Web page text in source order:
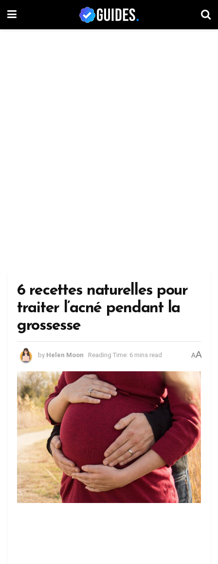
6 recettes naturelles pour
traiter l’acné pendant la
grossesse
by Helen Moon Reading Time: 6 mins read AA